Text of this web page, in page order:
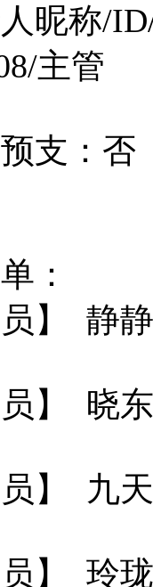
昵称/
主管
支：否
：
员】
员】
员】
员】 玲